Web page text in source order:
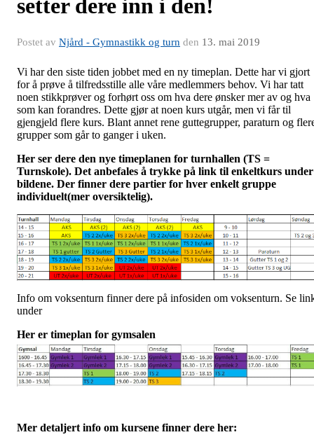
setter dere inn i den!
Postet av Njård - Gymnastikk og turn den 13. mai 2019
Vi har den siste tiden jobbet med en ny timeplan. Dette har vi gjort
for å prøve å tilfredsstille alle våre medlemmers behov. Vi har tatt
noen stikkprøver og forhørt oss om hva dere ønsker mer av og hva
som kan forandres. Dette gjør at noen kurs utgår, men vi får til
gjengjeld flere kurs. Blant annet rene guttegrupper, paraturn og
grupper som går to ganger i uken.
Her ser dere den nye timeplanen for turnhallen (TS =
Turnskole). Det anbefales å trykke på link til enkeltkurs under
bildene. Der finner dere partier for hver enkelt gruppe
individuelt(mer oversiktelig).
Info om voksenturn finner dere på infosiden om voksenturn. Se
under
Her er timeplan for gymsalen
Mer detaljert info om kursene finner dere her: